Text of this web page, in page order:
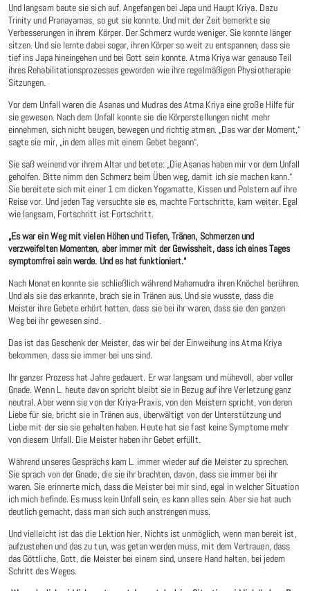
Und langsam baute sie sich auf. Angefangen bei Japa und Haupt Kriya. Dazu
Trinity und Pranayamas, so gut sie konnte. Und mit der Zeit bemerkte sie
Verbesserungen in ihrem Körper. Der Schmerz wurde weniger. Sie konnte länger
sitzen. Und sie lernte dabei sogar, ihren Körper so weit zu entspannen, dass sie
tief ins Japa hineingehen und bei Gott sein konnte. Atma Kriya war genauso Teil
ihres Rehabilitationsprozesses geworden wie ihre regelmäßigen Physiotherapie
Sitzungen.
Vor dem Unfall waren die Asanas und Mudras des Atma Kriya eine große Hilfe für
sie gewesen. Nach dem Unfall konnte sie die Körperstellungen nicht mehr
einnehmen, sich nicht beugen, bewegen und richtig atmen. „Das war der Moment,“
sagte sie mir, „in dem alles mit einem Gebet begann“.
Sie saß weinend vor ihrem Altar und betete: „Die Asanas haben mir vor dem Unfall
geholfen. Bitte nimm den Schmerz beim Üben weg, damit ich sie machen kann.“
Sie bereitete sich mit einer 1 cm dicken Yogamatte, Kissen und Polstern auf ihre
Reise vor. Und jeden Tag versuchte sie es, machte Fortschritte, kam weiter. Egal
wie langsam, Fortschritt ist Fortschritt.
„Es war ein Weg mit vielen Höhen und Tiefen, Tränen, Schmerzen und
verzweifelten Momenten, aber immer mit der Gewissheit, dass ich eines Tages
symptomfrei sein werde. Und es hat funktioniert.“
Nach Monaten konnte sie schließlich während Mahamudra ihren Knöchel berühren.
Und als sie das erkannte, brach sie in Tränen aus. Und sie wusste, dass die
Meister ihre Gebete erhört hatten, dass sie bei ihr waren, dass sie den ganzen
Weg bei ihr gewesen sind.
Das ist das Geschenk der Meister, das wir bei der Einweihung ins Atma Kriya
bekommen, dass sie immer bei uns sind.
Ihr ganzer Prozess hat Jahre gedauert. Er war langsam und mühevoll, aber voller
Gnade. Wenn L. heute davon spricht bleibt sie in Bezug auf ihre Verletzung ganz
neutral. Aber wenn sie von der Kriya-Praxis, von den Meistern spricht, von deren
Liebe für sie, bricht sie in Tränen aus, überwältigt von der Unterstützung und
Liebe mit der sie sie gehalten haben. Heute hat sie fast keine Symptome mehr
von diesem Unfall. Die Meister haben ihr Gebet erfüllt.
Während unseres Gesprächs kam L. immer wieder auf die Meister zu sprechen.
Sie sprach von der Gnade, die sie ihr brachten, davon, dass sie immer bei ihr
waren. Sie erinnerte mich, dass die Meister bei mir sind, egal in welcher Situation
ich mich befinde. Es muss kein Unfall sein, es kann alles sein. Aber sie hat auch
deutlich gemacht, dass man sich auch anstrengen muss.
Und vielleicht ist das die Lektion hier. Nichts ist unmöglich, wenn man bereit ist,
aufzustehen und das zu tun, was getan werden muss, mit dem Vertrauen, dass
das Göttliche, Gott, die Meister bei einem sind, unsere Hand halten, bei jedem
Schritt des Weges.